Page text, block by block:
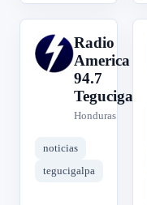
R
Radio
America
94.7
Tegucigalpa
Honduras
noticias
tegucigalpa